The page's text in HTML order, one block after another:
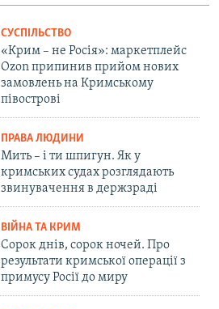
СУСПІЛЬСТВО
«Крим – не Росія»: маркетплейс
Ozon припинив прийом нових
замовлень на Кримському
півострові
ПРАВА ЛЮДИНИ
Мить – і ти шпигун. Як у
кримських судах розглядають
звинувачення в держзраді
ВІЙНА ТА КРИМ
Сорок днів, сорок ночей. Про
результати кримської операції з
примусу Росії до миру